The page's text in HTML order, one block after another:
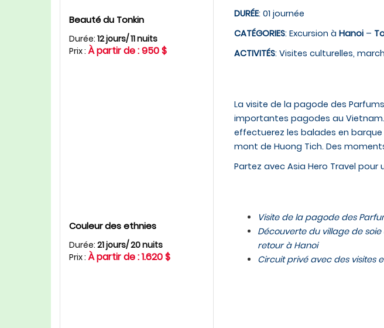
DURÉE: 01 journée
CATÉGORIES: Excursion à Hanoi–
ACTIVITÉS: Visites culturelles,
La visite de la pagode des
importantes pagodes au Vietnam.
effectuerez les balades en
mont de Huong Tich. Des
Partez avec Asia Hero Travel pour
Visite de la pagode des
Découverte du village de
retour à Hanoi
Circuit privé avec des visites
Beauté du Tonkin
Durée: 12 jours/ 11 nuits
Prix : À partir de : 950 $
Couleur des ethnies
Durée: 21 jours/ 20 nuits
Prix : À partir de : 1.620 $